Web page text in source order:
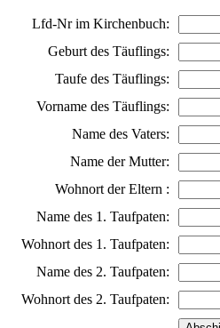
Lfd-Nr im Kirchenbuch:
Geburt des Täuflings:
Taufe des Täuflings:
Vorname des Täuflings:
Name des Vaters:
Name der Mutter:
Wohnort der Eltern :
Name des 1. Taufpaten:
Wohnort des 1. Taufpaten:
Name des 2. Taufpaten:
Wohnort des 2. Taufpaten: